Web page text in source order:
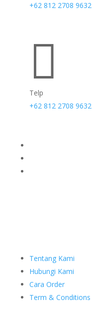
+62 812 2708 9632

Telp
+62 812 2708 9632
Tentang Kami
Hubungi Kami
Cara Order
Term & Conditions